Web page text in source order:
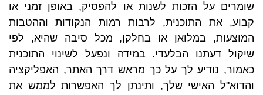
שומרים על הזכות לשנות או להפסיק, באופן זמני או
קבוע, את התוכנית, לרבות רמות הנקודות וההטבות
המוצעות, במלואן או בחלקן, מכל סיבה שהיא, לפי
שיקול דעתנו הבלעדי. במידה ונפעל לשינוי התוכנית
כאמור, נודיע לך על כך מראש דרך האתר, האפליקציה
והדוא"ל האישי שלך, ותינתן לך האפשרות לממש את